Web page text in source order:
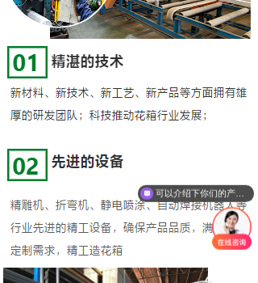
可以介绍下你们的产品么